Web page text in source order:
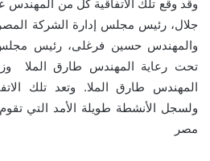
وقد وقع تلك الاتفاقية كل من المهندس
جلال، رئيس مجلس إدارة الشركة
والمهندس حسين فرغلى، رئيس مجلس
تحت رعاية المهندس طارق الملا وزير
المهندس طارق الملا. وتعد تلك
ولسجل الأنشطة طويلة الأمد التي
مصر